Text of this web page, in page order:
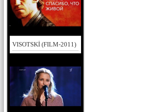
VISOTSKİ (FILM-2011)